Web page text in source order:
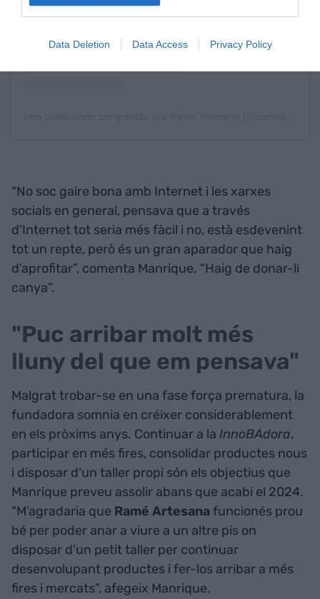
Data Deletion Data Access Privacy Policy
“No soc gaire bona amb Internet i les xarxes
socials en general, pensava que a través
d’Internet tot seria més fàcil i no, està esdevenint
tot un repte, però és un gran aparador que haig
d’aprofitar”, comenta Manrique. “Haig de donar-li
canya”.
"Puc arribar molt més
lluny del que em pensava"
Malgrat trobar-se en una fase força prematura, la
fundadora somnia en créixer considerablement
en els pròxims anys. Continuar a la InnoBAdora,
participar en més fires, consolidar productes nous
i disposar d’un taller propi són els objectius que
Manrique preveu assolir abans que acabi el 2024.
“M’agradaria que Ramé Artesanafuncionés prou
bé per poder anar a viure a un altre pis on
disposar d’un petit taller per continuar
desenvolupant productes i fer-los arribar a més
fires i mercats”, afegeix Manrique.